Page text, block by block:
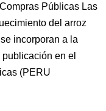
Públicas Las
del arroz
incorporan a la
en el
(PERU